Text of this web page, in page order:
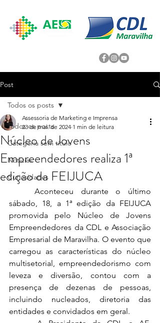
Post
Todos os posts
Categoria sem título
Noticias
Curiosidades
Todos os posts
Núcleo de Jovens
Empreendedores realiza 1ª
edição da FEIJUCA
Assessoria de Marketing e Imprensa
23 de mai. de 2024 1 min de leitura
sábado, 18, a 1ª edição da FEIJUCA
promovida pelo Núcleo de Jovens
Empreendedores da CDL e Associação
Empresarial de Maravilha. O evento que
carregou as características do núcleo
multisetorial, empreendedorismo com
leveza e diversão, contou com a
presença de dezenas de pessoas,
incluindo nucleados, diretoria das
entidades e convidados em geral.